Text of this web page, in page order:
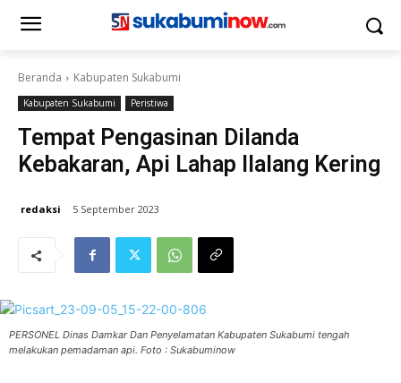
Beranda Kabupaten Sukabumi
Kabupaten Sukabumi Peristiwa
Tempat Pengasinan Dilanda
Kebakaran, Api Lahap Ilalang Kering
redaksi 5 September 2023
PERSONEL Dinas Damkar Dan Penyelamatan Kabupaten Sukabumi tengah
melakukan pemadaman api. Foto : Sukabuminow